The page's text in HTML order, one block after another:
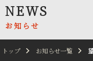
NEWS
お知らせ
トップ お知らせ一覧